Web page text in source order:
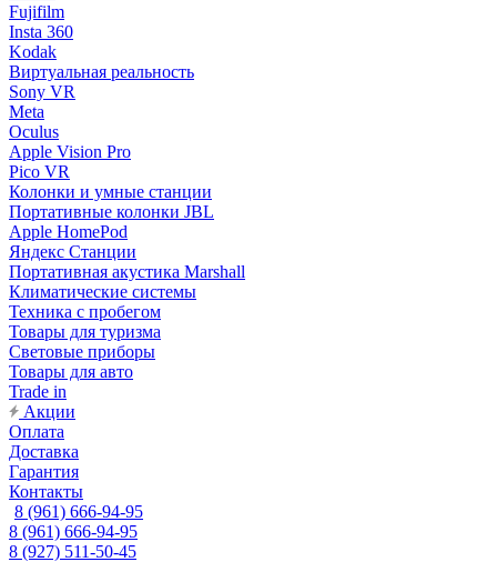
Fujifilm
Insta 360
Kodak
Виртуальная реальность
Sony VR
Meta
Oculus
Apple Vision Pro
Pico VR
Колонки и умные станции
Портативные колонки JBL
Apple HomePod
Яндекс Станции
Портативная акустика Marshall
Климатические системы
Техника с пробегом
Товары для туризма
Световые приборы
Товары для авто
Trade in
Акции
Оплата
Доставка
Гарантия
Контакты
8 (961) 666-94-95
8 (961) 666-94-95
8 (927) 511-50-45